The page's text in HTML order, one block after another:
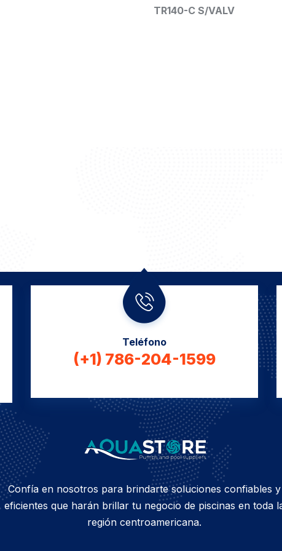
50
Teléfono
(+1) 786-204-1599
Confía en nosotros para brindarte soluciones confiables y
eficientes que harán brillar tu negocio de piscinas en toda
región centroamericana.